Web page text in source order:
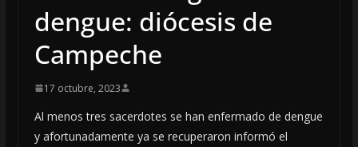
dengue: diócesis de
Campeche
17 octubre, 2023
Al menos tres sacerdotes se han enfermado de dengue
y afortunadamente ya se recuperaron informó el